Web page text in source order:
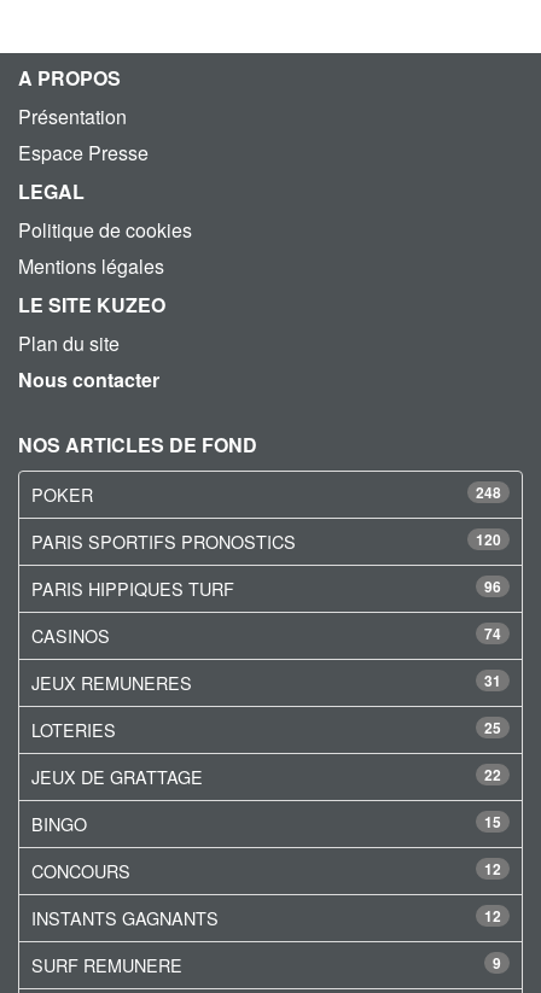
A PROPOS
Présentation
Espace Presse
LEGAL
Politique de cookies
Mentions légales
LE SITE KUZEO
Plan du site
Nous contacter
NOS ARTICLES DE FOND
248
POKER
120
PARIS SPORTIFS PRONOSTICS
96
PARIS HIPPIQUES TURF
74
CASINOS
31
JEUX REMUNERES
25
LOTERIES
22
JEUX DE GRATTAGE
15
BINGO
12
CONCOURS
12
INSTANTS GAGNANTS
9
SURF REMUNERE